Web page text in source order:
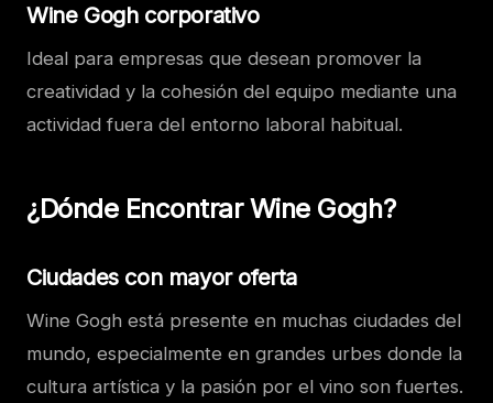
Wine Gogh corporativo
Ideal para empresas que desean promover la
creatividad y la cohesión del equipo mediante una
actividad fuera del entorno laboral habitual.
¿Dónde Encontrar Wine Gogh?
Ciudades con mayor oferta
Wine Gogh está presente en muchas ciudades del
mundo, especialmente en grandes urbes donde la
cultura artística y la pasión por el vino son fuertes.